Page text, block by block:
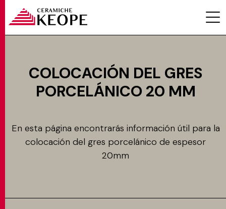
PROYECTOS
COLOCACIÓN DEL GRES
PORCELÁNICO 20 MM
En esta página encontrarás información útil para la
colocación del gres porcelánico de espesor
20mm